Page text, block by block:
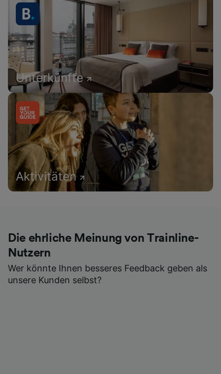
Unterkünfte
Aktivitäten
Die ehrliche Meinung von Trainline-
Nutzern
Wer könnte Ihnen besseres Feedback geben als
unsere Kunden selbst?